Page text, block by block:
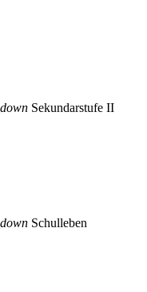
Sekundarstufe II
Schulleben